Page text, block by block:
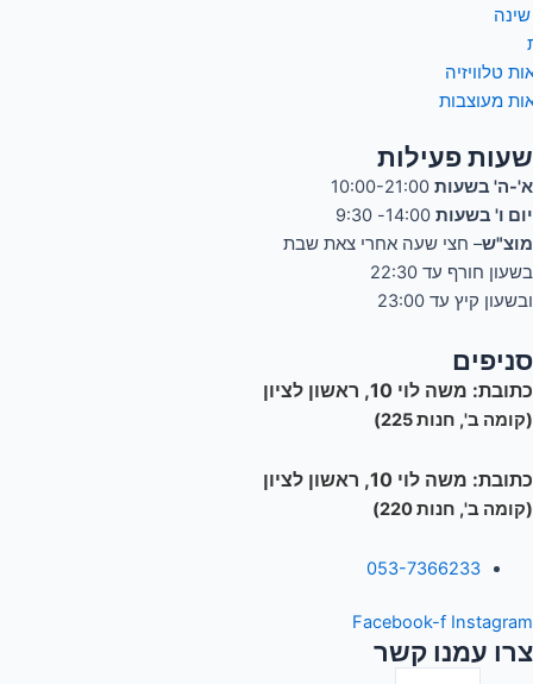
טלוויזיה
מעוצבות
שעות פעילות
א'-ה' בשעות
יום ו' בשעות
מוצ"ש– חצי שעה אחרי צאת שבת
בשעון חורף עד 22:30
ובשעון קיץ עד 23:00
סניפים
כתובת: משה לוי 10, ראשון לציון
(קומה ב', חנות 225)
כתובת: משה לוי 10, ראשון לציון
(קומה ב', חנות 220)
053-7366233
Facebook-f Instagram
צרו עמנו קשר